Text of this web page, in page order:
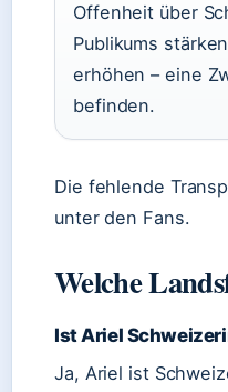
Offenheit über
Publikums
erhöhen – eine
befinden.
Die fehlende
unter den Fans.
Welche
Ist Ariel
Ja, Ariel ist